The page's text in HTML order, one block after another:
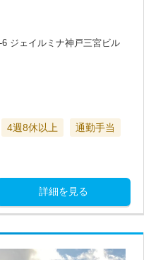
ジェイルミナ神戸三宮ビル
4週8休以上
通勤手当
詳細を見る